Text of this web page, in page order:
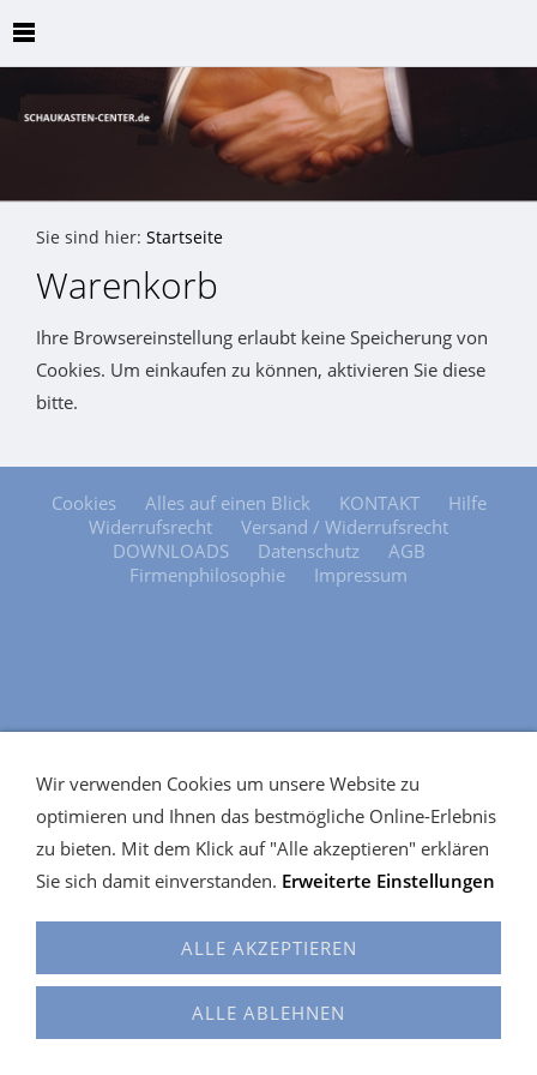
Sie sind hier: Startseite
Warenkorb
Ihre Browsereinstellung erlaubt keine Speicherung von
Cookies. Um einkaufen zu können, aktivieren Sie diese
bitte.
Cookies Alles auf einen Blick KONTAKT
Hilfe
Widerrufsrecht
Versand / Widerrufsrecht
DOWNLOADS
Datenschutz
AGB
Firmenphilosophie
Impressum
Wir verwenden Cookies um unsere Website zu
optimieren und Ihnen das bestmögliche Online-Erlebnis
zu bieten. Mit dem Klick auf "Alle akzeptieren" erklären
Sie sich damit einverstanden. Erweiterte Einstellungen
ALLE AKZEPTIEREN
ALLE ABLEHNEN